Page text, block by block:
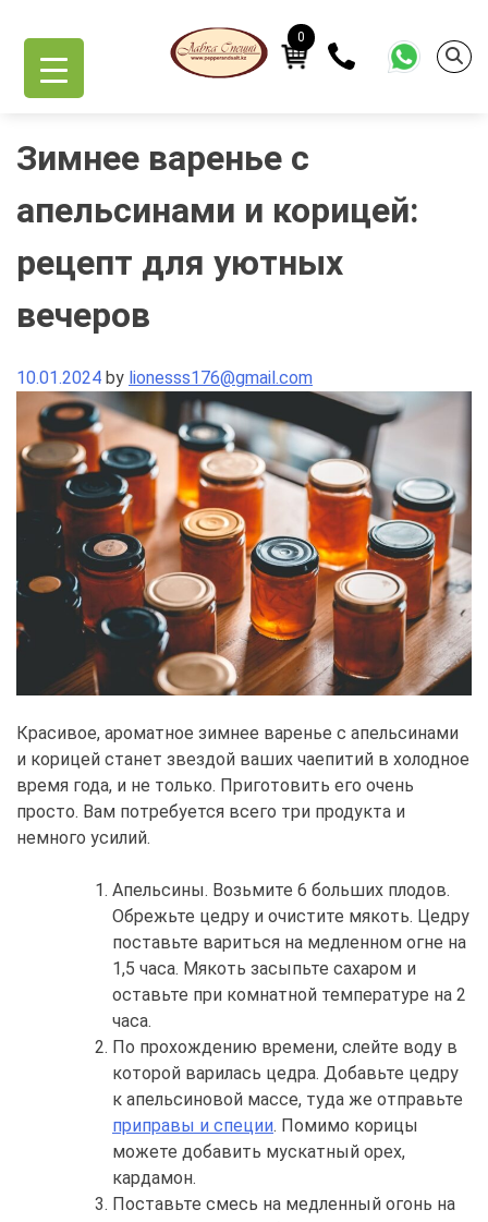
content
0
Зимнее варенье с
апельсинами и корицей:
рецепт для уютных
вечеров
10.01.2024 by lionesss176@gmail.com
Красивое, ароматное зимнее варенье с апельсинами
и корицей станет звездой ваших чаепитий в холодное
время года, и не только. Приготовить его очень
просто. Вам потребуется всего три продукта и
немного усилий.
Апельсины. Возьмите 6 больших плодов.
Обрежьте цедру и очистите мякоть. Цедру
поставьте вариться на медленном огне на
1,5 часа. Мякоть засыпьте сахаром и
оставьте при комнатной температуре на 2
часа.
По прохождению времени, слейте воду в
которой варилась цедра. Добавьте цедру
к апельсиновой массе, туда же отправьте
приправы и специи. Помимо корицы
можете добавить мускатный орех,
кардамон.
Поставьте смесь на медленный огонь на